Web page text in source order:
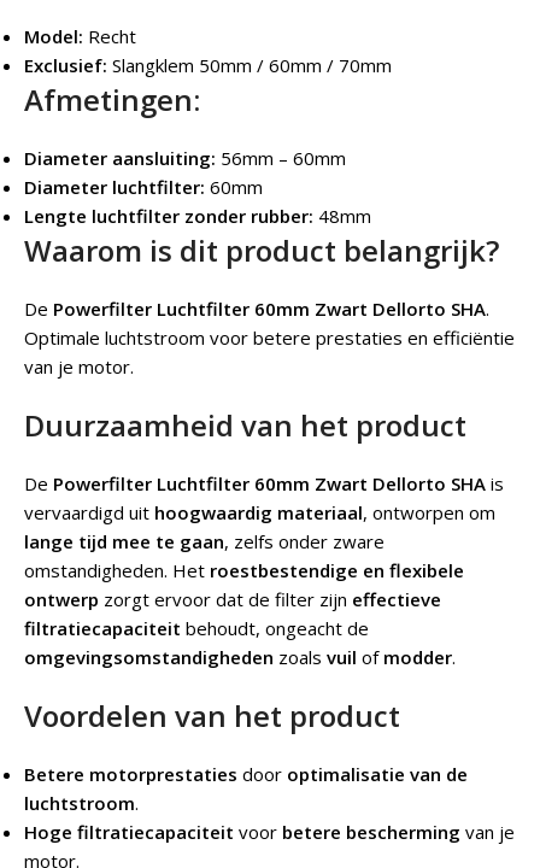
Model: Recht
Exclusief: Slangklem 50mm / 60mm / 70mm
Afmetingen:
Diameter aansluiting: 56mm – 60mm
Diameter luchtfilter: 60mm
Lengte luchtfilter zonder rubber: 48mm
Waarom is dit product belangrijk?
De Powerfilter Luchtfilter 60mm Zwart Dellorto SHA.
Optimale luchtstroom voor betere prestaties en efficiëntie
van je motor.
Duurzaamheid van het product
De Powerfilter Luchtfilter 60mm Zwart Dellorto SHA is
vervaardigd uit hoogwaardig materiaal, ontworpen om
lange tijd mee te gaan, zelfs onder zware
omstandigheden. Het roestbestendige en flexibele
ontwerp zorgt ervoor dat de filter zijn effectieve
filtratiecapaciteit behoudt, ongeacht de
omgevingsomstandigheden zoals vuil of modder.
Voordelen van het product
Betere motorprestaties door optimalisatie van de
luchtstroom.
Hoge filtratiecapaciteit voor betere bescherming van je
motor.